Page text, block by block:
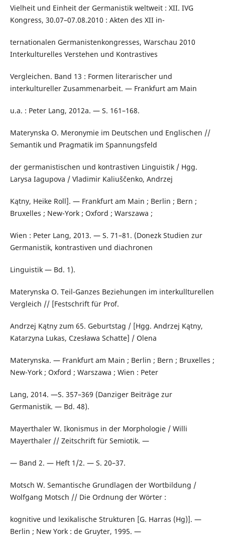
Vielheit und Einheit der Germanistik weltweit : XII. IVG
Kongress, 30.07–07.08.2010 : Akten des XII in-
ternationalen Germanistenkongresses, Warschau 2010
Interkulturelles Verstehen und Kontrastives
Vergleichen. Band 13 : Formen literarischer und
interkultureller Zusammenarbeit. — Frankfurt am Main
u.a. : Peter Lang, 2012a. — S. 161–168.
Materynska O. Meronymie im Deutschen und Englischen //
Semantik und Pragmatik im Spannungsfeld
der germanistischen und kontrastiven Linguistik / Hgg.
Larysa Iagupova / Vladimir Kaliuščenko, Andrzej
Kątny, Heike Roll]. — Frankfurt am Main ; Berlin ; Bern ;
Bruxelles ; New-York ; Oxford ; Warszawa ;
Wien : Peter Lang, 2013. — S. 71–81. (Donezk Studien zur
Germanistik, kontrastiven und diachronen
Linguistik — Bd. 1).
Materynska O. Teil-Ganzes Beziehungen im interkullturellen
Vergleich // [Festschrift für Prof.
Andrzej Kątny zum 65. Geburtstag / [Hgg. Andrzej Kątny,
Katarzyna Lukas, Czesława Schatte] / Olena
Materynska. — Frankfurt am Main ; Berlin ; Bern ; Bruxelles ;
New-York ; Oxford ; Warszawa ; Wien : Peter
Lang, 2014. —S. 357–369 (Danziger Beiträge zur
Germanistik. — Bd. 48).
Mayerthaler W. Ikonismus in der Morphologie / Willi
Mayerthaler // Zeitschrift für Semiotik. —
— Band 2. — Heft 1/2. — S. 20–37.
Motsch W. Semantische Grundlagen der Wortbildung /
Wolfgang Motsch // Die Ordnung der Wörter :
kognitive und lexikalische Strukturen [G. Harras (Hg)]. —
Berlin ; New York : de Gruyter, 1995. —